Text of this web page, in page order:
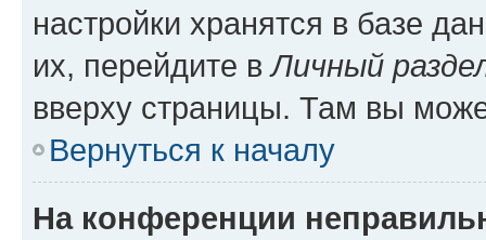
настройки хранятся в базе
их, перейдите вЛичный
вверху страницы. Там вы
Вернуться к началу
На конференции